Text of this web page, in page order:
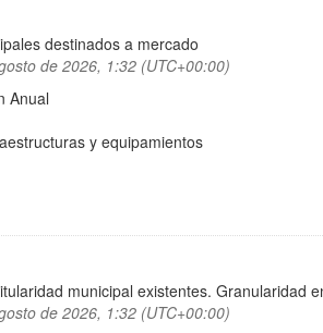
destinados a mercado
de 2026, 1:32 (UTC+00:00)
Anual
y equipamientos
municipal existentes. Granularidad
de 2026, 1:32 (UTC+00:00)